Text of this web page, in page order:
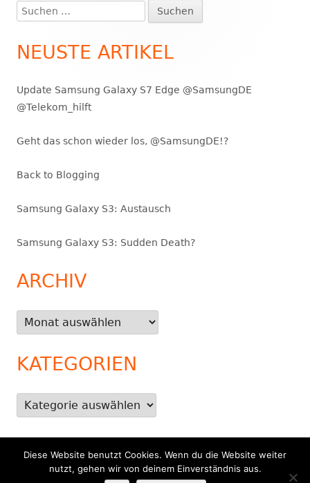
Haupt-
Seitenleiste
Suchen
nach:
NEUSTE ARTIKEL
Update Samsung Galaxy S7 Edge @SamsungDE
@Telekom_hilft
Geht das schon wieder los, @SamsungDE!?
Back to Blogging
Samsung Galaxy S3: Austausch
Samsung Galaxy S3: Sudden Death?
ARCHIV
Archiv
KATEGORIEN
Kategorien
Footer
VerwendetTiny Framework • Anmelden
Diese Website benutzt Cookies. Wenn du die Website weiter
nutzt, gehen wir von deinem Einverständnis aus.